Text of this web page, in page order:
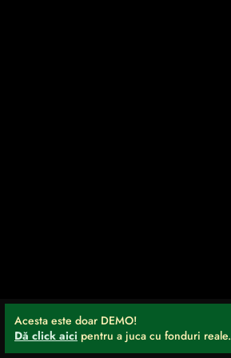
Acesta este doar DEMO!
Dă click aici pentru a juca cu fonduri reale.